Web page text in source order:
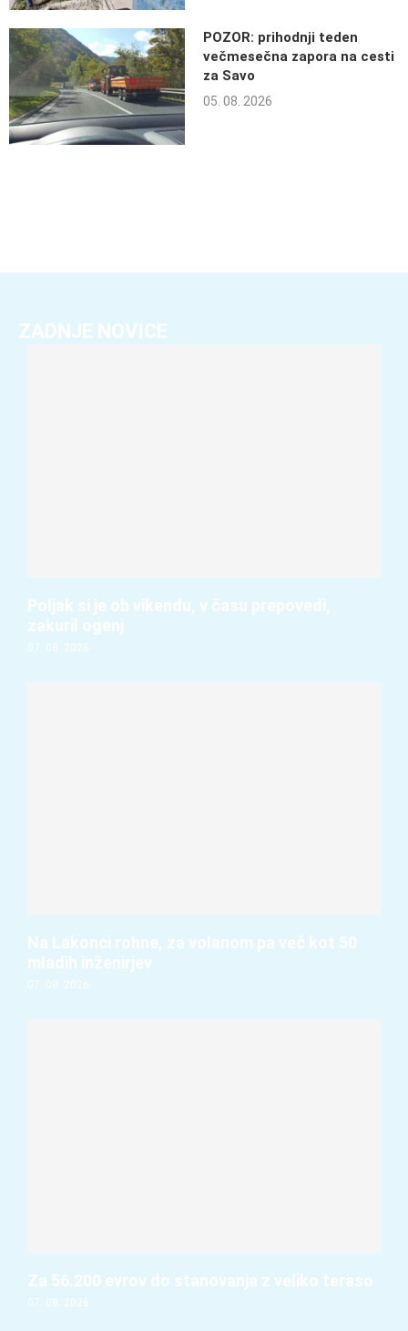
POZOR: prihodnji teden
večmesečna zapora na cesti
za Savo
05. 08. 2026
ZADNJE NOVICE
Poljak si je ob vikendu, v času prepovedi,
zakuril ogenj
07. 08. 2026
Na Lakonci rohne, za volanom pa več kot 50
mladih inženirjev
07. 08. 2026
Za 56.200 evrov do stanovanja z veliko teraso
07. 08. 2026